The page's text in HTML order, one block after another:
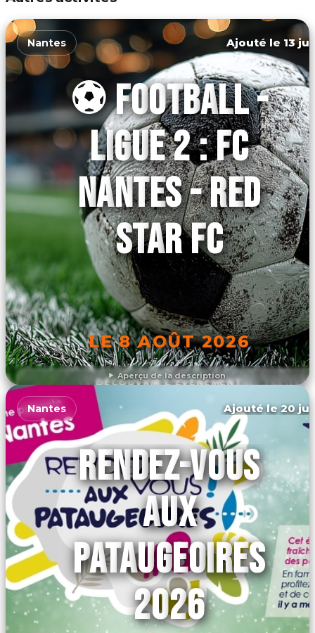
Aperçu de la description
Nantes Ajouté le 13
⚽ FOOTBALL -
LIGUE 2 : FC
NANTES - RED
STAR FC
LE 8 AOÛT 2026
DÉCOUVRIR L'ÉVÉNEMENT
Nantes Ajouté le 20
RENDEZ-VOUS
AUX
PATAUGEOIRES
2026